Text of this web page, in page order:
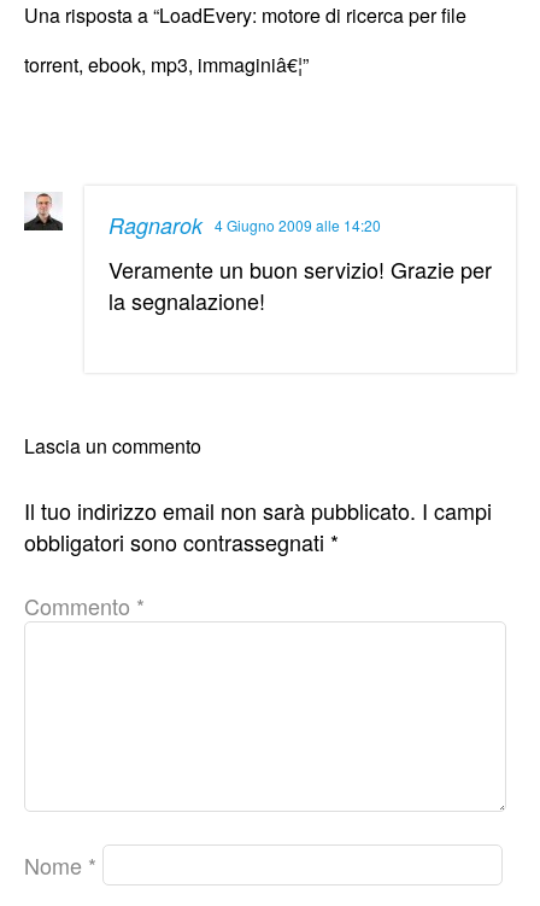
Una risposta a “LoadEvery: motore di ricerca per file
torrent, ebook, mp3, immaginiâ€¦”
Ragnarok 4 Giugno 2009 alle 14:20
Veramente un buon servizio! Grazie per
la segnalazione!
Lascia un commento
Il tuo indirizzo email non sarà pubblicato. I campi
obbligatori sono contrassegnati *
Commento *
Nome *